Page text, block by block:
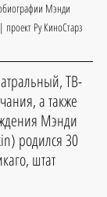
Мэнди
проект Ру КиноСтарз
ТВ-
а также
Мэнди
родился 30
штат